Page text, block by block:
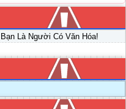
Là Người Có Văn Hóa!